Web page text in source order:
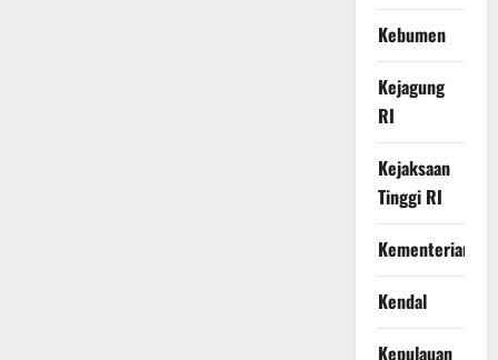
Kebumen
Kejagung
RI
Kejaksaan
Tinggi RI
Kementerian
Kendal
Kepulauan